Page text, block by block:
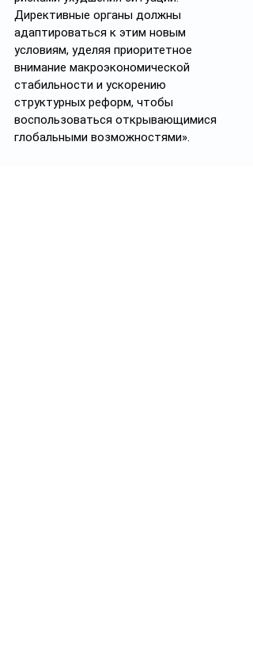
Директивные органы должны
адаптироваться к этим новым
условиям, уделяя приоритетное
внимание макроэкономической
стабильности и ускорению
структурных реформ, чтобы
воспользоваться открывающимися
глобальными возможностями».